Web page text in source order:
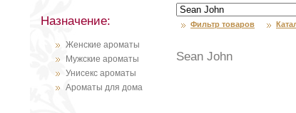
Назначение:
Женские ароматы
Мужские ароматы
Унисекс ароматы
Ароматы для дома
Фильтр товаров
Sean John